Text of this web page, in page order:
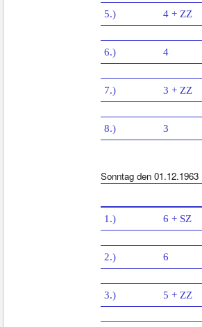
5.) 4 + ZZ
6.) 4
7.) 3 + ZZ
8.) 3
Sonntag den 01.12.1963
1.) 6 + SZ
2.) 6
3.) 5 + ZZ